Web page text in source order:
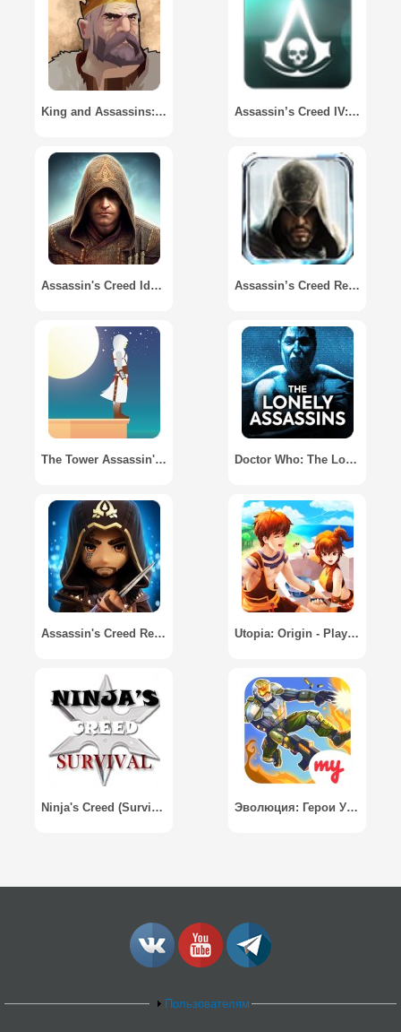
King and Assassins: The Board Game Assassin’s Creed IV: Black Flag
Assassin's Creed Identity Assassin’s Creed Revelations
The Tower Assassin's Creed Doctor Who: The Lonely Assassins
Assassin's Creed Rebellion Utopia: Origin - Play in Your Way
Ninja's Creed (Survival) Эволюция: Герои Утопии / Evolution: Heroes of Utopia
Пользователям